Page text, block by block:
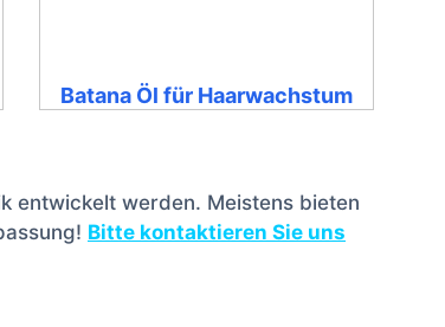
Batana Öl für Haarwachstum
entwickelt werden. Meistens bieten
Bitte kontaktieren Sie uns